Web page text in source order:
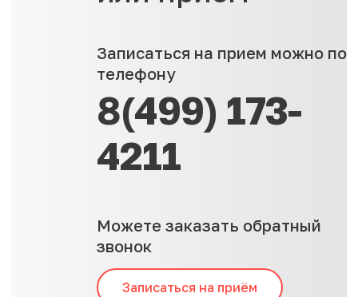
Записаться на прием можно по
телефону
8(499) 173-
4211
Можете заказать обратный
звонок
Записаться на приём